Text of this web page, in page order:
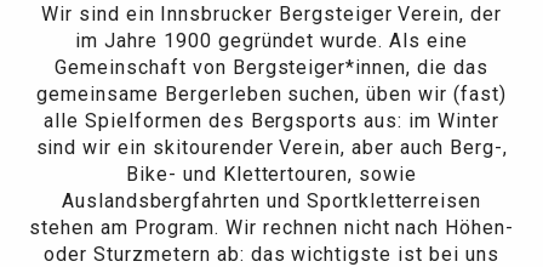
Wir sind ein Innsbrucker Bergsteiger Verein, der
im Jahre 1900 gegründet wurde. Als eine
Gemeinschaft von Bergsteiger*innen, die das
gemeinsame Bergerleben suchen, üben wir (fast)
alle Spielformen des Bergsports aus: im Winter
sind wir ein skitourender Verein, aber auch Berg-,
Bike- und Klettertouren, sowie
Auslandsbergfahrten und Sportkletterreisen
stehen am Program. Wir rechnen nicht nach Höhen-
oder Sturzmetern ab: das wichtigste ist bei uns